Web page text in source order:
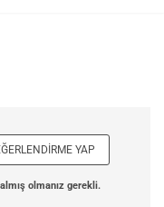
YAP
olmanız gerekli.